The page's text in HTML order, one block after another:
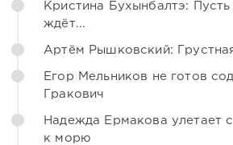
Кристина Бухынбалтэ: Пусть
ждёт...
Артём Рышковский:
Егор Мельников не готов
Гракович
Надежда Ермакова улетает
к морю